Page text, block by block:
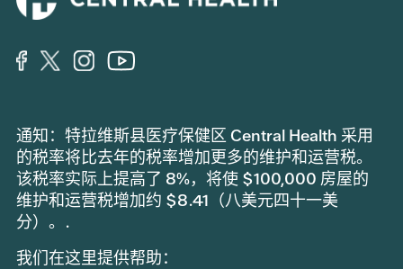
通知：特拉维斯县医疗保健区 Central Health 采用
的税率将比去年的税率增加更多的维护和运营税。
该税率实际上提高了 8%，将使 $100,000 房屋的
维护和运营税增加约 $8.41（八美元四十一美
分）。.
我们在这里提供帮助：